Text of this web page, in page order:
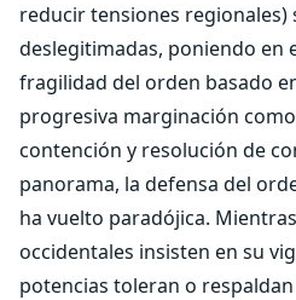
reducir tensiones regionales)
deslegitimadas, poniendo en
fragilidad del orden basado
progresiva marginación
contención y resolución de
panorama, la defensa del
ha vuelto paradójica.
occidentales insisten en su
potencias toleran o